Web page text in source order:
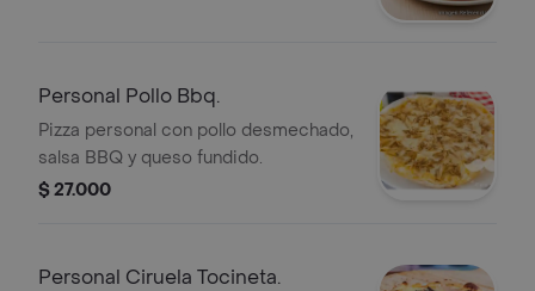
Personal Pollo Bbq.
Pizza personal con pollo desmechado,
salsa BBQ y queso fundido.
$ 27.000
Personal Ciruela Tocineta.